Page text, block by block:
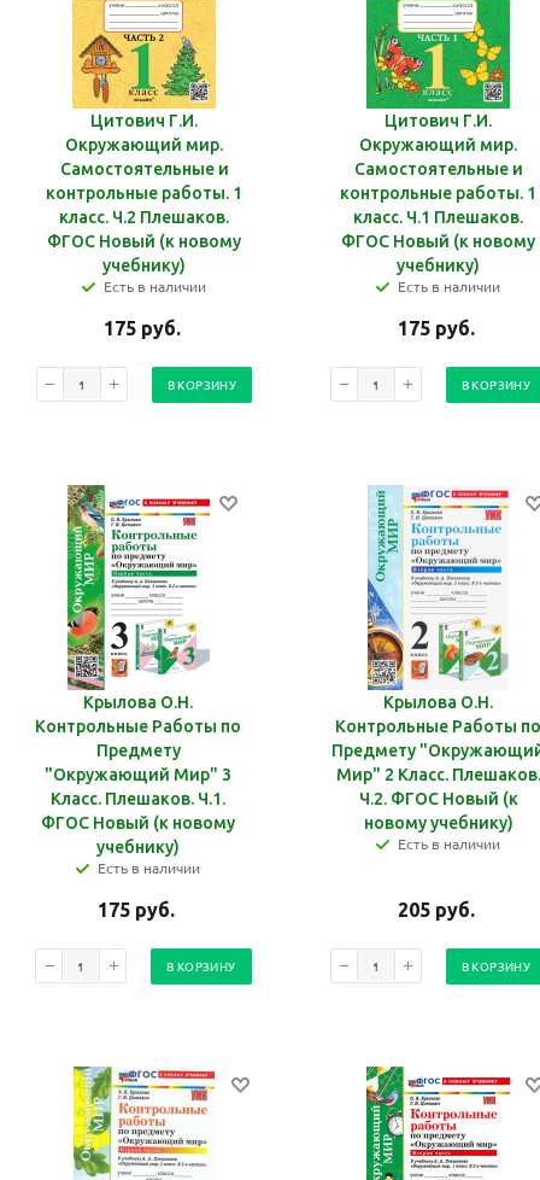
Цитович Г.И.
Окружающий мир.
Самостоятельные и
контрольные работы. 1
класс. Ч.2 Плешаков.
ФГОС Новый (к новому
учебнику)
Есть в наличии
175руб.
В КОРЗИНУ
Цитович Г.И.
Окружающий мир.
Самостоятельные и
контрольные работы. 1
класс. Ч.1 Плешаков.
ФГОС Новый (к новому
учебнику)
Есть в наличии
175руб.
В КОРЗИНУ
Крылова О.Н.
Контрольные Работы по
Предмету
"Окружающий Мир" 3
Класс. Плешаков. Ч.1.
ФГОС Новый (к новому
учебнику)
Есть в наличии
175руб.
В КОРЗИНУ
Крылова О.Н.
Контрольные Работы по
Предмету
Мир" 2 Класс. Плешаков.
Ч.2. ФГОС Новый (к
новому учебнику)
Есть в наличии
205руб.
В КОРЗИНУ